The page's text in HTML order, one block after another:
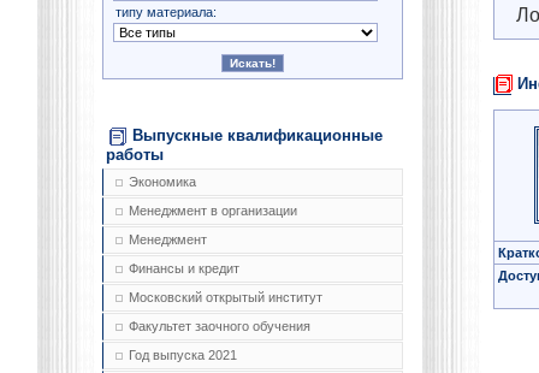
типу материала:
Выпускные квалификационные
работы
Экономика
Менеджмент в организации
Менеджмент
Финансы и кредит
Московский открытый институт
Факультет заочного обучения
Год выпуска 2021